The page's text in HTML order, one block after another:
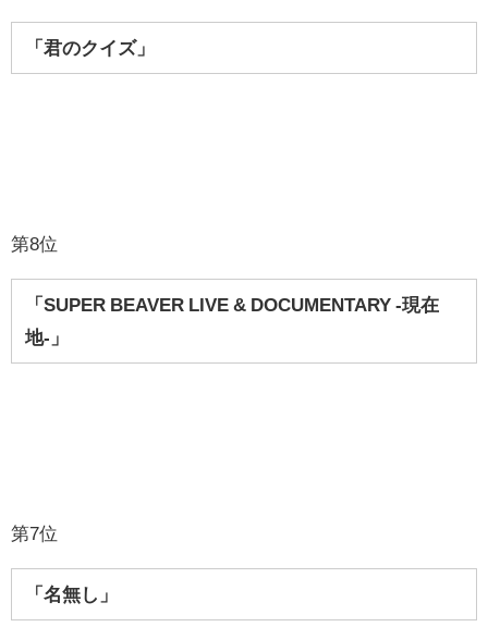
「君のクイズ」
第8位
「SUPER BEAVER LIVE & DOCUMENTARY -現在
地-」
第7位
「名無し」